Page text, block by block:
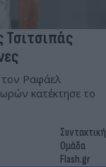
τον Ραφάελ
κατέκτησε το
Συντακτική
Ομάδα
Flash.gr